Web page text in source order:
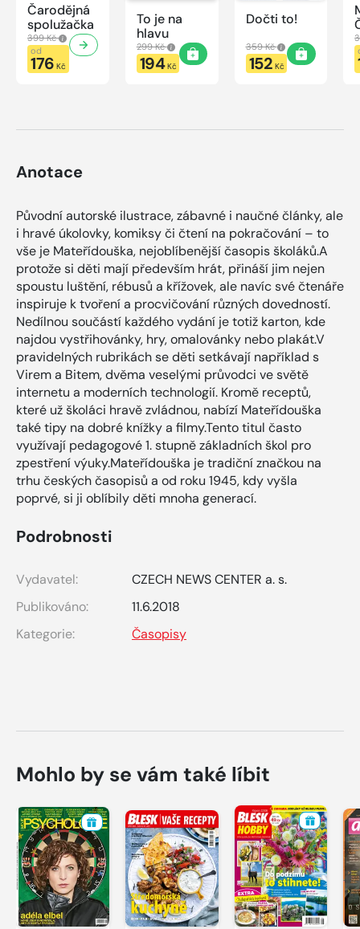
Čarodějná
spolužačka
399 Kč
od
176 Kč
To je na
hlavu
299 Kč
194Kč
Dočti to!
359 Kč
152 Kč
Anotace
Původní autorské ilustrace, zábavné i naučné články, ale
i hravé úkolovky, komiksy či čtení na pokračování – to
vše je Mateřídouška, nejoblíbenější časopis školáků.A
protože si děti mají především hrát, přináší jim nejen
spoustu luštění, rébusů a křížovek, ale navíc své čtenáře
inspiruje k tvoření a procvičování různých dovedností.
Nedílnou součástí každého vydání je totiž karton, kde
najdou vystřihovánky, hry, omalovánky nebo plakát.V
pravidelných rubrikách se děti setkávají například s
Virem a Bitem, dvěma veselými průvodci ve světě
internetu a moderních technologií. Kromě receptů,
které už školáci hravě zvládnou, nabízí Mateřídouška
také tipy na dobré knížky a filmy.Tento titul často
využívají pedagogové 1. stupně základních škol pro
zpestření výuky.Mateřídouška je tradiční značkou na
trhu českých časopisů a od roku 1945, kdy vyšla
poprvé, si ji oblíbily děti mnoha generací.
Podrobnosti
Vydavatel:
CZECH NEWS CENTER a. s.
Publikováno:
11.6.2018
Kategorie:
Časopisy
Mohlo by se vám také líbit